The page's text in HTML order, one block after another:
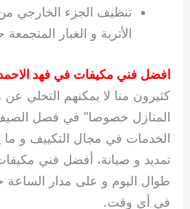
تنظيف الجزء الخارجي من
الأتربة و الغبار المتجمعة
افضل فني مكيفات في فهد
كثيرون منا لا يمكنهم التخلي
المنازل خصوصا” في فصل
الخدمات في مجال التكييف و
تمديد و صيانة، أفضل فني
طوال اليوم و على مدار الساعة
في أي وقت.